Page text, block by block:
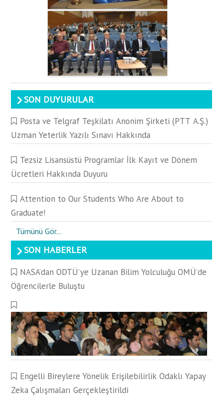
SON DUYURULAR
Posta ve Telgraf Teşkilatı Anonim Şirketi (PTT A.Ş.)
Uzman Yeterlik Yazılı Sınavı Hakkında
Tezsiz Lisansüstü Programlar İlk Kayıt ve Dönem
Ücretleri Hakkında Duyuru
Attention to Our Students Who Are About to
Graduate!
Tümünü Gör...
SON HABERLER
NASA’dan ODTÜ’ye Uzanan Bilim Yolculuğu OMÜ’de
Öğrencilerle Buluştu
Engelli Bireylere Yönelik Erişilebilirlik Odaklı Yapay
Zeka Çalışmaları Gerçekleştirildi